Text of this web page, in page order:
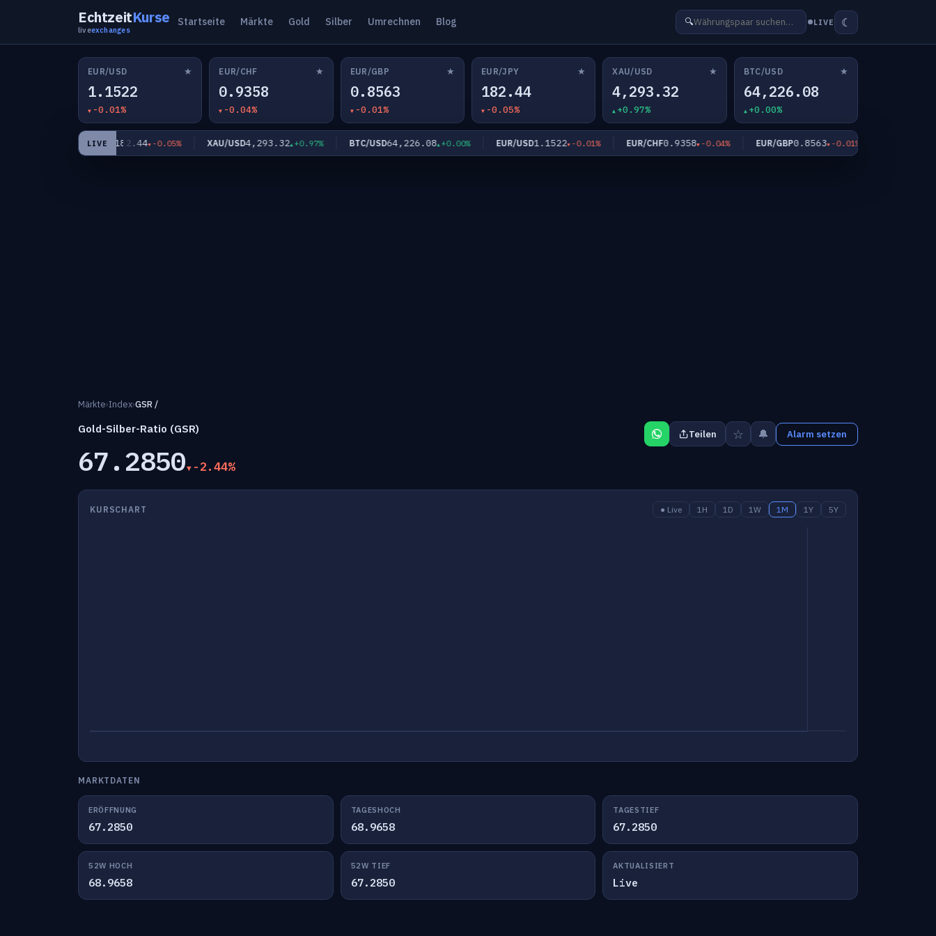
EchtzeitKurse
liveexchanges
Startseite Märkte Gold Silber Umrechnen Blog 🔍 LIVE ☾
EUR/USD ★
1.1522
-0.01%
EUR/CHF ★
0.9358
-0.04%
EUR/GBP ★
0.8563
-0.01%
EUR/JPY ★
182.44
-0.05%
XAU/USD ★
4,293.32
+0.97%
BTC/USD ★
64,226.08
+0.00%
LIVE
EUR/JPY 182.44 -0.05% XAU/USD4,293.32 +0.97% BTC/USD64,226.08 +0.00% EUR/USD1.1522 -0.01% EUR/CHF0.9358 -0.04% EUR/GBP0.8563 -0.01%
Märkte›Index›GSR /
Gold-Silber-Ratio (GSR)
67.2850 -2.44%
Teilen ☆ 🔔 Alarm setzen
KURSCHART ● Live 1H 1D 1W 1M 1Y 5Y
MARKTDATEN
ERÖFFNUNG
67.2850
TAGESHOCH
68.9658
TAGESTIEF
67.2850
52W HOCH
68.9658
52W TIEF
67.2850
AKTUALISIERT
Live